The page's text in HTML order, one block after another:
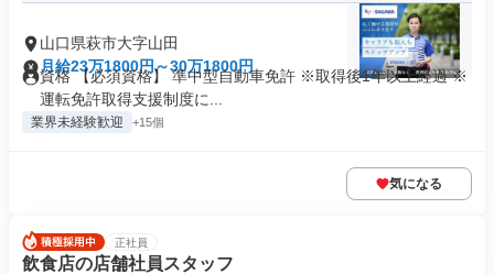
山口県萩市大字山田
月給23万1800円～30万1800円
資格 【必須資格】 準中型自動車免許 ※取得後1年以上経過 ※
運転免許取得支援制度に...
業界未経験歓迎 +15個
気になる
正社員
飲食店の店舗社員スタッフ